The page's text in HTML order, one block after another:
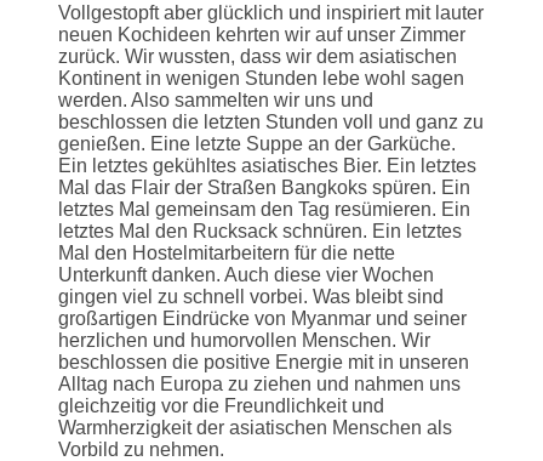
Vollgestopft aber glücklich und inspiriert mit lauter
neuen Kochideen kehrten wir auf unser Zimmer
zurück. Wir wussten, dass wir dem asiatischen
Kontinent in wenigen Stunden lebe wohl sagen
werden. Also sammelten wir uns und
beschlossen die letzten Stunden voll und ganz zu
genießen. Eine letzte Suppe an der Garküche.
Ein letztes gekühltes asiatisches Bier. Ein letztes
Mal das Flair der Straßen Bangkoks spüren. Ein
letztes Mal gemeinsam den Tag resümieren. Ein
letztes Mal den Rucksack schnüren. Ein letztes
Mal den Hostelmitarbeitern für die nette
Unterkunft danken. Auch diese vier Wochen
gingen viel zu schnell vorbei. Was bleibt sind
großartigen Eindrücke von Myanmar und seiner
herzlichen und humorvollen Menschen. Wir
beschlossen die positive Energie mit in unseren
Alltag nach Europa zu ziehen und nahmen uns
gleichzeitig vor die Freundlichkeit und
Warmherzigkeit der asiatischen Menschen als
Vorbild zu nehmen.